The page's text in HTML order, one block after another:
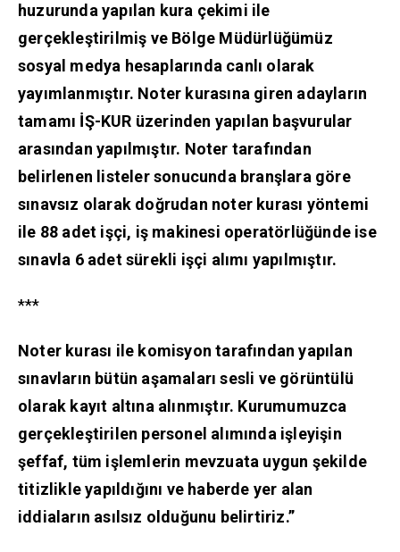
huzurunda yapılan kura çekimi ile
gerçekleştirilmiş ve Bölge Müdürlüğümüz
sosyal medya hesaplarında canlı olarak
yayımlanmıştır. Noter kurasına giren adayların
tamamı İŞ-KUR üzerinden yapılan başvurular
arasından yapılmıştır. Noter tarafından
belirlenen listeler sonucunda branşlara göre
sınavsız olarak doğrudan noter kurası yöntemi
ile 88 adet işçi, iş makinesi operatörlüğünde ise
sınavla 6 adet sürekli işçi alımı yapılmıştır.
***
Noter kurası ile komisyon tarafından yapılan
sınavların bütün aşamaları sesli ve görüntülü
olarak kayıt altına alınmıştır. Kurumumuzca
gerçekleştirilen personel alımında işleyişin
şeffaf, tüm işlemlerin mevzuata uygun şekilde
titizlikle yapıldığını ve haberde yer alan
iddiaların asılsız olduğunu belirtiriz.”